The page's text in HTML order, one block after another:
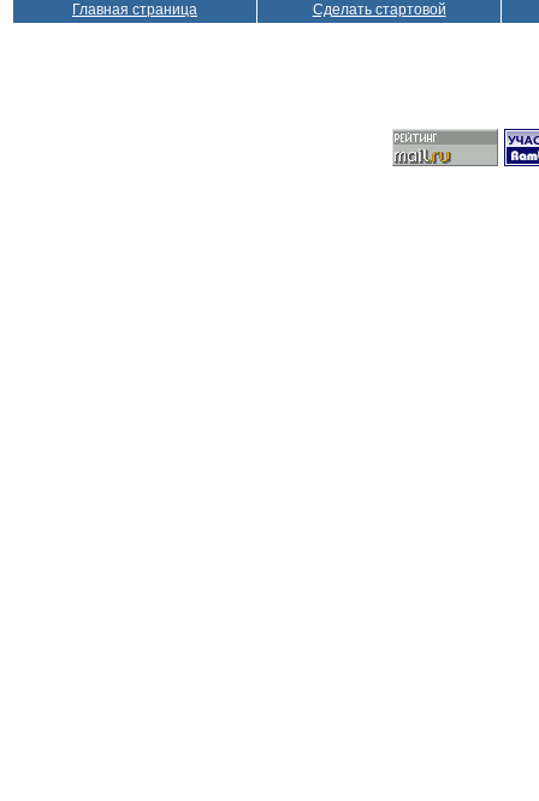
Главная страница Сделать стартовой